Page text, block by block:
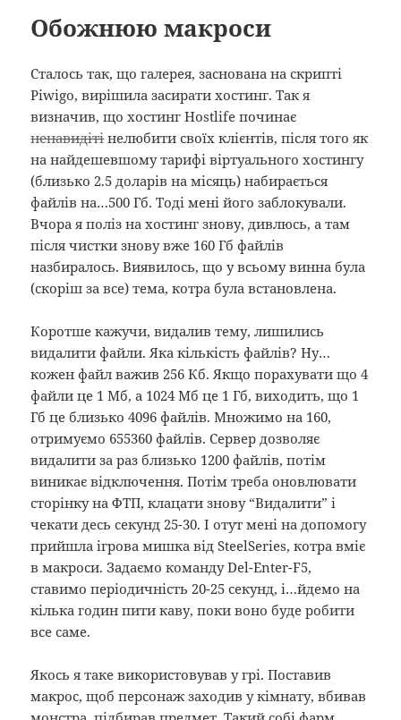
Обожнюю макроси
Сталось так, що галерея, заснована на скрипті
Piwigo, вирішила засирати хостинг. Так я
визначив, що хостинг Hostlife починає
ненавидітінелюбити своїх клієнтів, після того як
на найдешевшому тарифі віртуального хостингу
(близько 2.5 доларів на місяць) набирається
файлів на…500 Гб. Тоді мені його заблокували.
Вчора я поліз на хостинг знову, дивлюсь, а там
після чистки знову вже 160 Гб файлів
назбиралось. Виявилось, що у всьому винна була
(скоріш за все) тема, котра була встановлена.
Коротше кажучи, видалив тему, лишились
видалити файли. Яка кількість файлів? Ну…
кожен файл важив 256 Кб. Якщо порахувати що 4
файли це 1 Мб, а 1024 Мб це 1 Гб, виходить, що 1
Гб це близько 4096 файлів. Множимо на 160,
отримуємо 655360 файлів. Сервер дозволяє
видалити за раз близько 1200 файлів, потім
виникає відключення. Потім треба оновлювати
сторінку на ФТП, клацати знову “Видалити” і
чекати десь секунд 25-30. І отут мені на допомогу
прийшла ігрова мишка від SteelSeries, котра вміє
в макроси. Задаємо команду Del-Enter-F5,
ставимо періодичність 20-25 секунд, і…йдемо на
кілька годин пити каву, поки воно буде робити
все саме.
Якось я таке використовував у грі. Поставив
макрос, щоб персонаж заходив у кімнату, вбивав